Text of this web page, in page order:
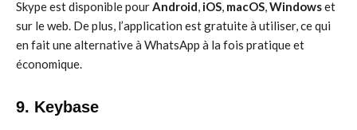
Skype est disponible pour Android iOS macOS Windowset
sur le web. De plus, l’application est gratuite à utiliser, ce qui
en fait une alternative à WhatsApp à la fois pratique et
économique.
9. Keybase